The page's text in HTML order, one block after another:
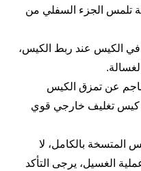
تلمس الجزء السفلي من
في الكيس عند ربط الكيس،
عن تمزق الكيس
كيس تغليف خارجي قوي
المتسخة بالكامل، لا
الغسيل، يرجى التأكد